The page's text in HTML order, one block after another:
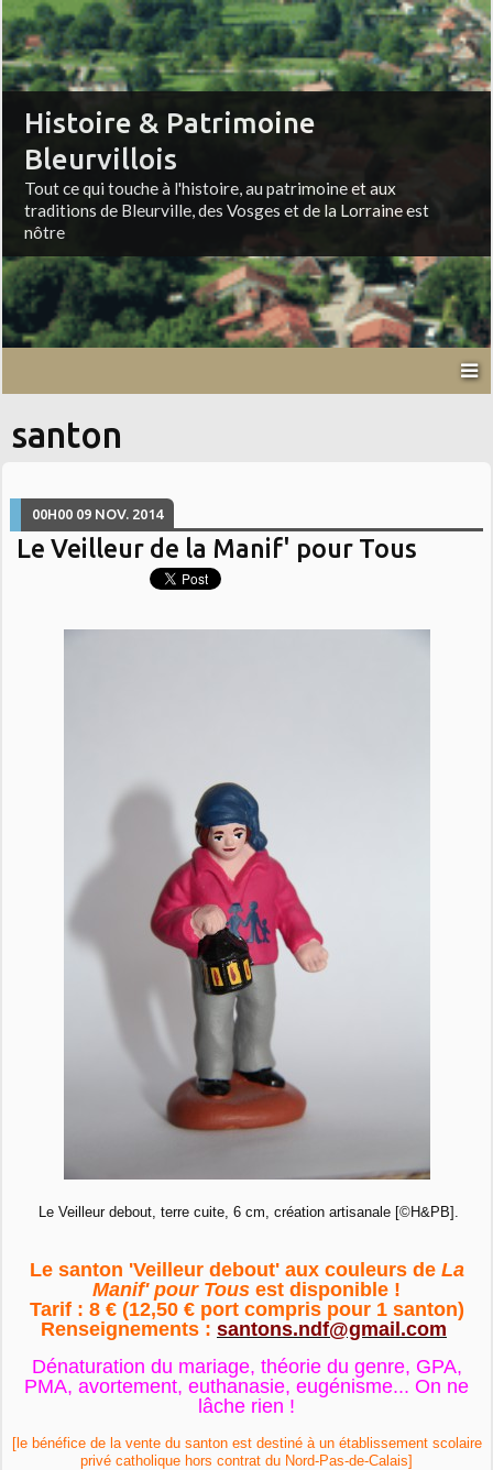
Histoire & Patrimoine
Bleurvillois
Tout ce qui touche à l'histoire, au patrimoine et aux
traditions de Bleurville, des Vosges et de la Lorraine est
nôtre
santon
00H00 09 NOV. 2014
Le Veilleur de la Manif' pour Tous
Le Veilleur debout, terre cuite, 6 cm, création artisanale [©H&PB].
Le santon 'Veilleur debout' aux couleurs de La
Manif' pour Tous est disponible !
Tarif : 8 € (12,50 € port compris pour 1 santon)
Renseignements : santons.ndf@gmail.com
Dénaturation du mariage, théorie du genre, GPA,
PMA, avortement, euthanasie, eugénisme... On ne
lâche rien !
[le bénéfice de la vente du santon est destiné à un établissement scolaire
privé catholique hors contrat du Nord-Pas-de-Calais]